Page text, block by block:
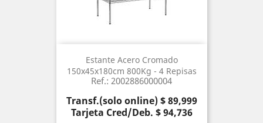
Estante Acero Cromado
150x45x180cm 800Kg - 4 Repisas
Ref.: 2002886000004
Precio
Transf.(solo online) $ 89,999
Tarjeta Cred/Deb. $ 94,736